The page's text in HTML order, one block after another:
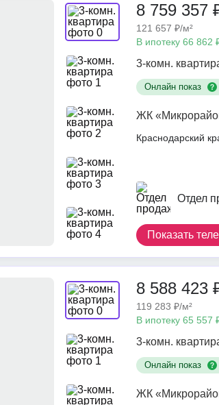
8 759 357
121 657 ₽/м²
В ипотеку 66 862
3-комн.
Онлайн показ
ЖК
Краснодарский
Отдел
Показать
8 588 423
119 283 ₽/м²
В ипотеку 65 557
3-комн.
Онлайн показ
ЖК